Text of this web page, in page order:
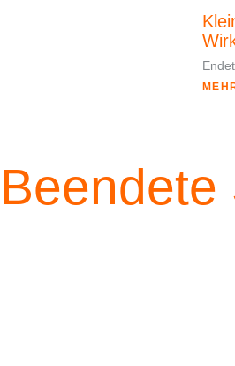
Beendete